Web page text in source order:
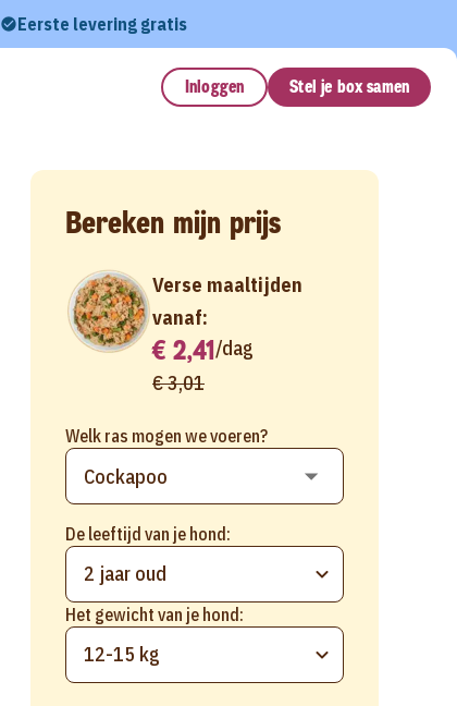
Eerste levering gratis
Inloggen Stel je box samen
Bereken mijn prijs
Welk ras mogen we voeren?
De leeftijd van je hond:
2 jaar oud
Het gewicht van je hond:
12-15 kg
Verse maaltijden
vanaf:
€ 2,41/dag
€ 3,01